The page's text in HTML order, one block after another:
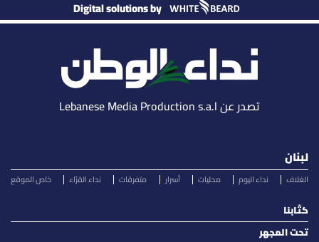
Digital solutions by
تصدر عن Lebanese Media Production s.a.l
لبنان
الغلاف نداء اليوم محليات أسرار متفرقات نداء القرّاء خاص الموقع
كتّابنا
تحت المجهر